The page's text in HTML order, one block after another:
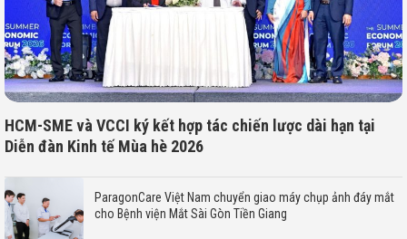
HCM-SME và VCCI ký kết hợp tác chiến lược dài hạn tại
Diễn đàn Kinh tế Mùa hè 2026
ParagonCare Việt Nam chuyển giao máy chụp ảnh đáy mắt
cho Bệnh viện Mắt Sài Gòn Tiền Giang